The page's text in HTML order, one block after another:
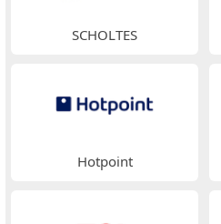
SCHOLTES
Hotpoint